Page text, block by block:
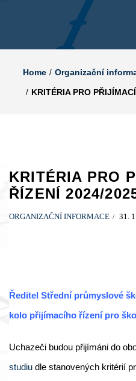
Home Organizační
KRITÉRIA PRO
KRITÉRIA PRO
ŘÍZENÍ 2024/
ORGANIZAČNÍ INFORMACE 31.
Ředitel Střední průmyslové
kolo přijímacího řízení pro
Uchazeči budou přijímáni do
studiu dle stanovených kritérií